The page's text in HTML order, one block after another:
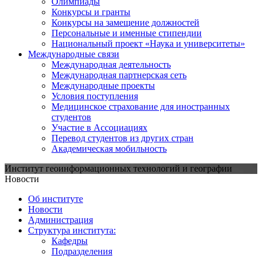
Конкурсы и гранты
Конкурсы на замещение должностей
Персональные и именные стипендии
Национальный проект «Наука и университеты»
Международные связи
Международная деятельность
Международная партнерская сеть
Международные проекты
Условия поступления
Медицинское страхование для иностранных
студентов
Участие в Ассоциациях
Перевод студентов из других стран
Академическая мобильность
Институт геоинформационных технологий и географии
Новости
Об институте
Новости
Администрация
Структура института:
Кафедры
Подразделения